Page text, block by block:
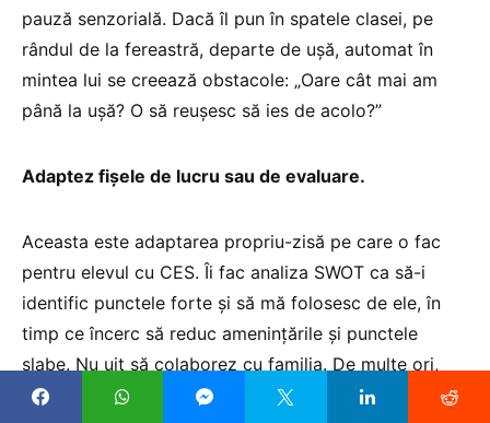
pauză senzorială. Dacă îl pun în spatele clasei, pe
rândul de la fereastră, departe de ușă, automat în
mintea lui se creează obstacole: „Oare cât mai am
până la ușă? O să reușesc să ies de acolo?”
Adaptez fișele de lucru sau de evaluare.
Aceasta este adaptarea propriu-zisă pe care o fac
pentru elevul cu CES. Îi fac analiza SWOT ca să-i
identific punctele forte și să mă folosesc de ele, în
timp ce încerc să reduc amenințările și punctele
slabe. Nu uit să colaborez cu familia. De multe ori,
familia ne poate ajuta să creăm materialele didactice.